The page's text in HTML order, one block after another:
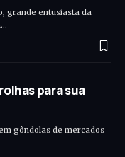
grande entusiasta da
para sua
gôndolas de mercados